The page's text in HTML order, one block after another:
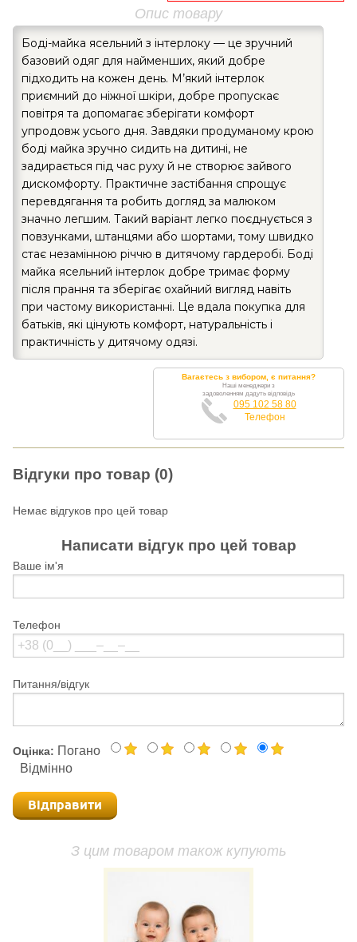
Опис товару
Боді-майка ясельний з інтерлоку — це зручний
базовий одяг для найменших, який добре
підходить на кожен день. М’який інтерлок
приємний до ніжної шкіри, добре пропускає
повітря та допомагає зберігати комфорт
упродовж усього дня. Завдяки продуманому крою
боді майка зручно сидить на дитині, не
задирається під час руху й не створює зайвого
дискомфорту. Практичне застібання спрощує
перевдягання та робить догляд за малюком
значно легшим. Такий варіант легко поєднується з
повзунками, штанцями або шортами, тому швидко
стає незамінною річчю в дитячому гардеробі. Боді
майка ясельний інтерлок добре тримає форму
після прання та зберігає охайний вигляд навіть
при частому використанні. Це вдала покупка для
батьків, які цінують комфорт, натуральність і
практичність у дитячому одязі.
Вагаєтесь з вибором, є питання?
Наші менеджери з
задоволенням дадуть відповідь
095 102 58 80
Телефон
Відгуки про товар (0)
Немає відгуков про цей товар
Написати відгук про цей товар
Ваше ім'я
Телефон
Питання/відгук
Оцінка: Погано
Відмінно
Відправити
З цим товаром також купують